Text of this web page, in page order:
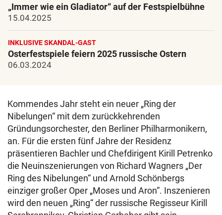
„Immer wie ein Gladiator“ auf der Festspielbühne
15.04.2025
INKLUSIVE SKANDAL-GAST
Osterfestspiele feiern 2025 russische Ostern
06.03.2024
Kommendes Jahr steht ein neuer „Ring der
Nibelungen“ mit dem zurückkehrenden
Gründungsorchester, den Berliner Philharmonikern,
an. Für die ersten fünf Jahre der Residenz
präsentieren Bachler und Chefdirigent Kirill Petrenko
die Neuinszenierungen von Richard Wagners „Der
Ring des Nibelungen“ und Arnold Schönbergs
einziger großer Oper „Moses und Aron“. Inszenieren
wird den neuen „Ring“ der russische Regisseur Kirill